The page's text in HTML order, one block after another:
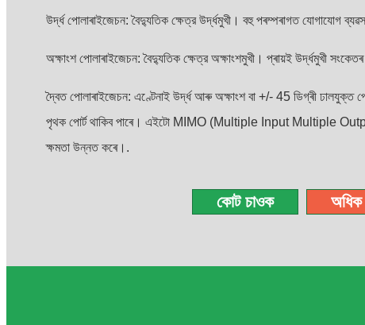
উৰ্দ্ধ পোলাৰাইজেচন: বৈদ্যুতিক ক্ষেত্র উৰ্দ্ধমুখী। বহু পৰম্পৰাগত যোগাযোগ
অক্ষাংশ পোলাৰাইজেচন: বৈদ্যুতিক ক্ষেত্র অক্ষাংশমুখী। প্ৰায়ই উৰ্দ্ধমুখী
দ্বৈত পোলাৰাইজেচন: এণ্টেনাই উৰ্দ্ধ আৰু অক্ষাংশ বা +/- 45 ডিগ্ৰী ঢালযুক্ত
পৃথক পোর্ট থাকিব পাৰে। এইটো MIMO (Multiple Input Multiple
ক্ষমতা উন্নত কৰে।.
কোট চাওক